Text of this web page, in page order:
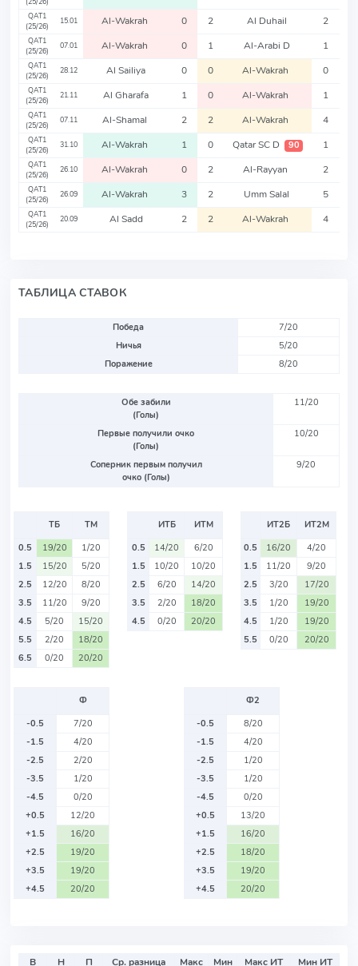
QAT1
(25/26)
15.01 Al-Wakrah 0 2 Al Duhail 2
QAT1
(25/26)
07.01 Al-Wakrah 0 1 Al-Arabi D 1
QAT1
(25/26)
28.12 Al Sailiya 0 0 Al-Wakrah 0
QAT1
(25/26)
21.11 Al Gharafa 1 0 Al-Wakrah 1
QAT1
(25/26)
07.11 Al-Shamal 2 2 Al-Wakrah 4
QAT1
(25/26)
31.10 Al-Wakrah 1 0 Qatar SC D 90 1
QAT1
(25/26)
26.10 Al-Wakrah 0 2 Al-Rayyan 2
QAT1
(25/26)
26.09 Al-Wakrah 3 2 Umm Salal 5
QAT1
(25/26)
20.09 Al Sadd 2 2 Al-Wakrah 4
ТАБЛИЦА СТАВОК
Победа
7/20
Ничья
5/20
Поражение
8/20
Обе забили
(Голы)
11/20
Первые получили очко
(Голы)
10/20
Соперник первым получил
очко (Голы)
9/20
ТБ
ТМ
0.5
19/20
1/20
1.5
15/20
5/20
2.5
12/20
8/20
3.5
11/20
9/20
4.5
5/20
15/20
5.5
2/20
18/20
6.5
0/20 20/20
ИТБ
ИТМ
0.5
14/20
6/20
1.5
10/20
10/20
2.5
6/20
14/20
3.5
2/20
18/20
4.5
0/20 20/20
ИТ2Б
ИТ2М
0.5
16/20
4/20
1.5
11/20
9/20
2.5
3/20
17/20
3.5
1/20
19/20
4.5
1/20
19/20
5.5
0/20 20/20
Ф
-0.5
7/20
-1.5
4/20
-2.5
2/20
-3.5
1/20
-4.5
0/20
+0.5
12/20
+1.5
16/20
+2.5
19/20
+3.5
19/20
+4.5
20/20
Ф2
-0.5
8/20
-1.5
4/20
-2.5
1/20
-3.5
1/20
-4.5
0/20
+0.5
13/20
+1.5
16/20
+2.5
18/20
+3.5
19/20
+4.5
20/20
В Н П Ср. разница Макс Мин Макс ИТ
Мин ИТ